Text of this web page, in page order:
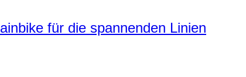
für die spannenden Linien